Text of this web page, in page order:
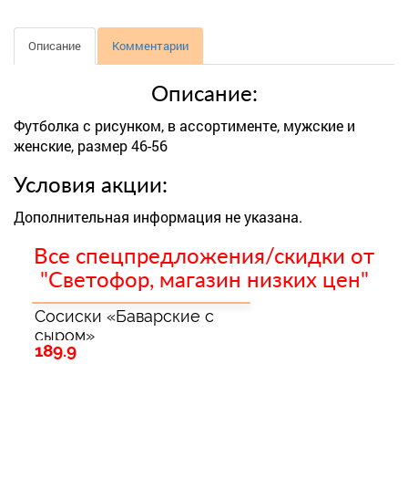
Описание Комментарии
Описание:
Футболка с рисунком, в ассортименте, мужские и
женские, размер 46-56
Условия акции:
Дополнительная информация не указана.
Все спецпредложения/скидки от
"Светофор, магазин низких цен"
Сосиски «Баварские с
сыром»
189.9